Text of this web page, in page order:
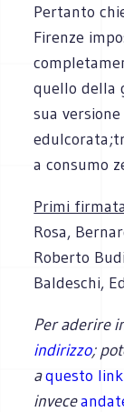
Pertanto
Firenze
quello della
sua
a consumo
Primi
Rosa,
Roberto
Baldeschi,
Per aderire
indirizzo;
aquesto link
invece